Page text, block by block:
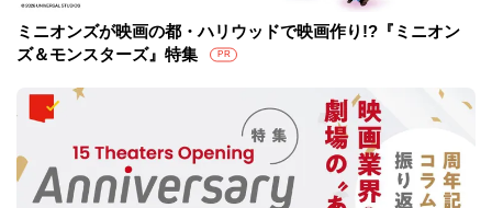
ミニオンズが映画の都・ハリウッドで映画作り!?『ミニオン
ズ＆モンスターズ』特集
PR